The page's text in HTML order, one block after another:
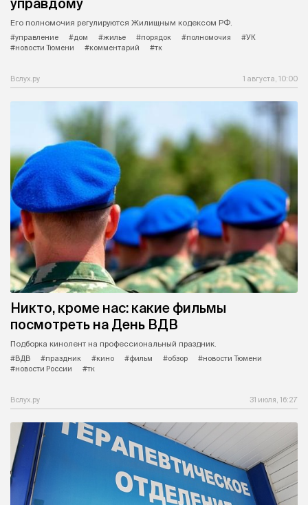
управдому
Его полномочия регулируются Жилищным кодексом РФ.
#управление
#дом #жилье #порядок #полномочия
#УК
#новости Тюмени
#комментарий #тк
Вслух.ру 1 августа, 10:00
Никто, кроме нас: какие фильмы
посмотреть на День ВДВ
Подборка кинолент на профессиональный праздник.
#ВДВ
#праздник #кино #фильм #обзор
#новости Тюмени
#новости России
#тк
Вслух.ру 31 июля, 16:27